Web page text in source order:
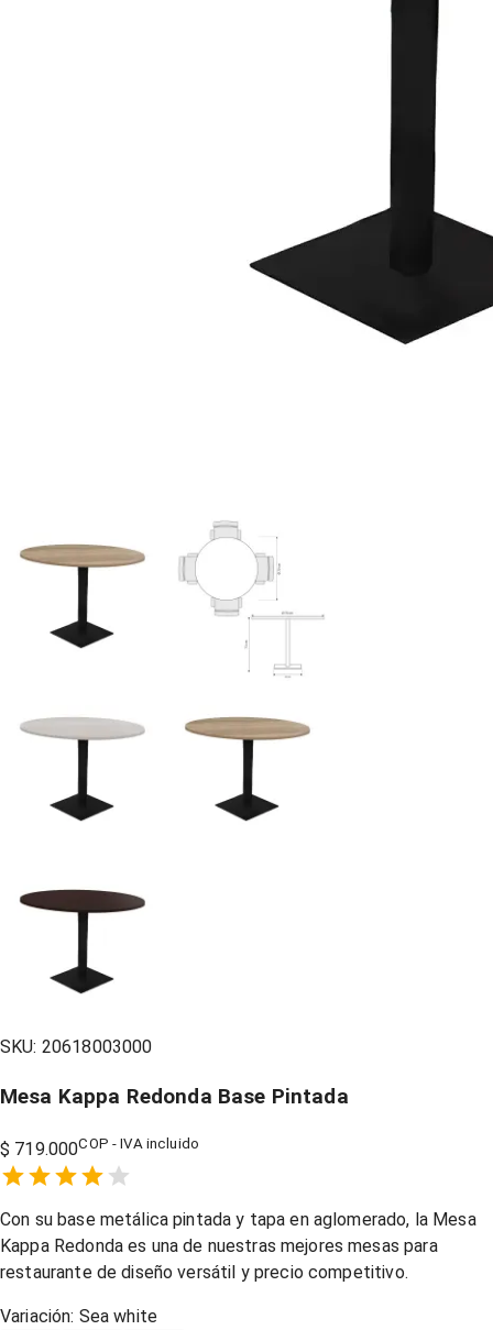
SKU: 20618003000
Mesa Kappa Redonda Base Pintada
$ 719.000COP - IVA incluido
1 Star,
2 Stars,
3 Stars,
4 Stars,
5 Stars,
Con su base metálica pintada y tapa en aglomerado, la Mesa
Kappa Redonda es una de nuestras mejores mesas para
restaurante de diseño versátil y precio competitivo.
Variación: Sea white